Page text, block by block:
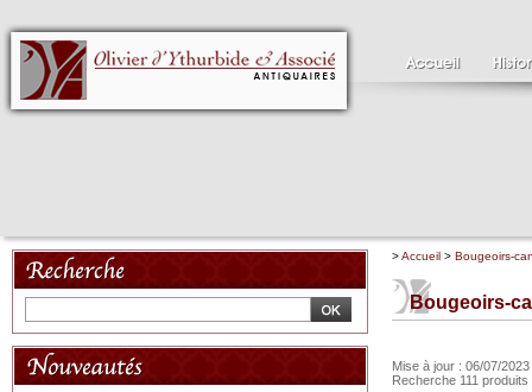
>Accueil > Bougeoirs-
Bougeoirs-
Mise à jour : 06/07/
Recherche 111 produits